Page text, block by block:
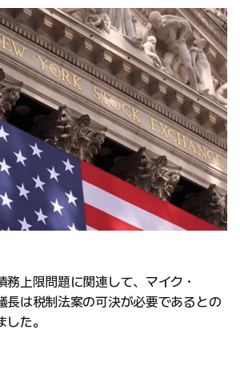
務上限問題に関連して、マイク・
長は税制法案の可決が必要であるとの
た。